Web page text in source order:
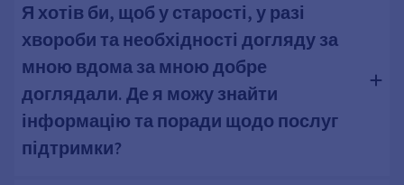
Я хотів би, щоб у старості, у разі
хвороби та необхідності догляду за
мною вдома за мною добре
доглядали. Де я можу знайти
інформацію та поради щодо послуг
підтримки?